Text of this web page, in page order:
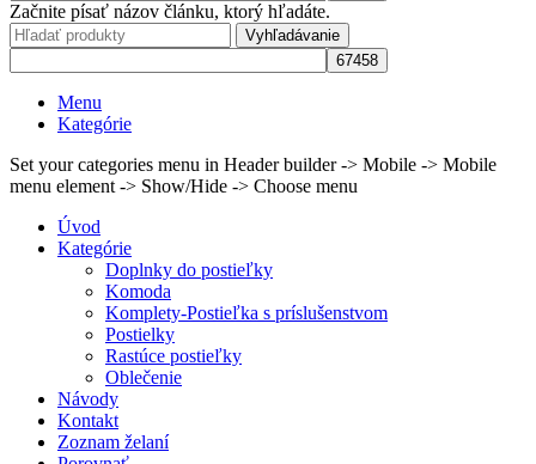
Začnite písať názov článku, ktorý hľadáte.
Vyhľadávanie
Menu
Kategórie
Set your categories menu in Header builder -> Mobile -> Mobile
menu element -> Show/Hide -> Choose menu
Úvod
Kategórie
Doplnky do postieľky
Komoda
Komplety-Postieľka s príslušenstvom
Postielky
Rastúce postieľky
Oblečenie
Návody
Kontakt
Zoznam želaní